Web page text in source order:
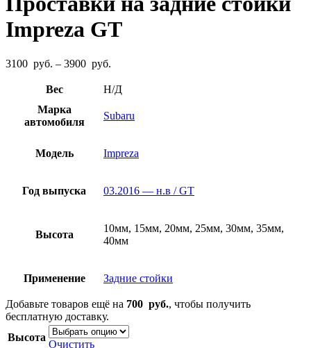
Impreza GT
3100 руб. – 3900 руб.
3100
–
Вес
Н/Д
Марка
автомобиля
Subaru
Модель Impreza
Год выпуска 03.2016 — н.в / GT
Высота
10мм, 15мм, 20мм, 25мм, 30мм, 35мм,
40мм
Применение Задние стойки
Добавьте товаров ещё на 700 руб., чтобы получить
бесплатную доставку.
Высота
Очистить